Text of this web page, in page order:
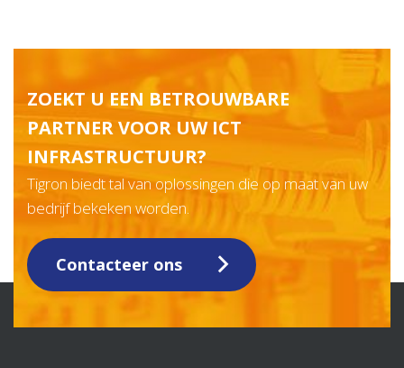
ZOEKT U EEN BETROUWBARE
PARTNER VOOR UW ICT
INFRASTRUCTUUR?
Tigron biedt tal van oplossingen die op maat van uw
bedrijf bekeken worden.
Contacteer ons